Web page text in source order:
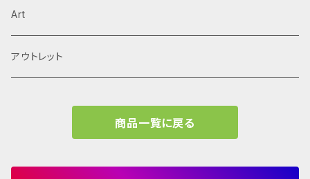
C3 magazine
El Croquis
Logo
Typography
インフォグラフィック
Products
家具
Art
アウトレット
商品一覧に戻る